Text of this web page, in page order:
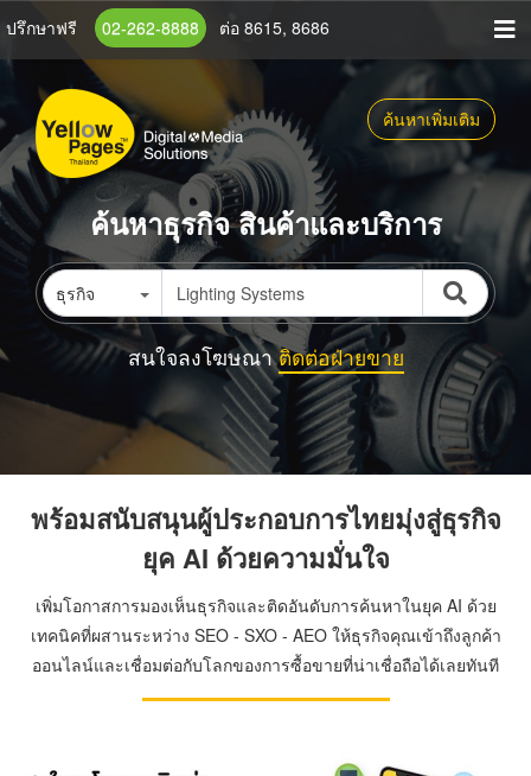
ข้าม
เนื้อหา
หลัก
ปรึกษาฟรี 02-262-8888 ต่อ 8615, 8686
ค้นหาเพิ่มเติม
ค้นหาธุรกิจ สินค้าและบริการ
ธุรกิจ
สนใจลงโฆษณาติดต่อฝ่ายขาย
พร้อมสนับสนุนผู้ประกอบการไทยมุ่งสู่ธุรกิจ
ยุค AI ด้วยความมั่นใจ
เพิ่มโอกาสการมองเห็นธุรกิจและติดอันดับการค้นหาในยุค AI ด้วย
เทคนิคที่ผสานระหว่าง SEO - SXO - AEO ให้ธุรกิจคุณเข้าถึงลูกค้า
ออนไลน์และเชื่อมต่อกับโลกของการซื้อขายที่น่าเชื่อถือได้เลยทันที